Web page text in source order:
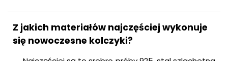
Z jakich materiałów najczęściej wykonuje
się nowoczesne kolczyki?